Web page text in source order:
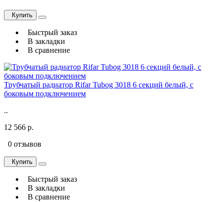
Купить
Быстрый заказ
В закладки
В сравнение
Трубчатый радиатор Rifar Tubog 3018 6 секций белый, с
боковым подключением
..
12 566 р.
0 отзывов
Купить
Быстрый заказ
В закладки
В сравнение